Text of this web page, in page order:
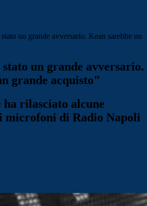
un grande avversario. Kean sarebbe un
un grande avversario.
grande acquisto"
rilasciato alcune
microfoni di Radio Napoli